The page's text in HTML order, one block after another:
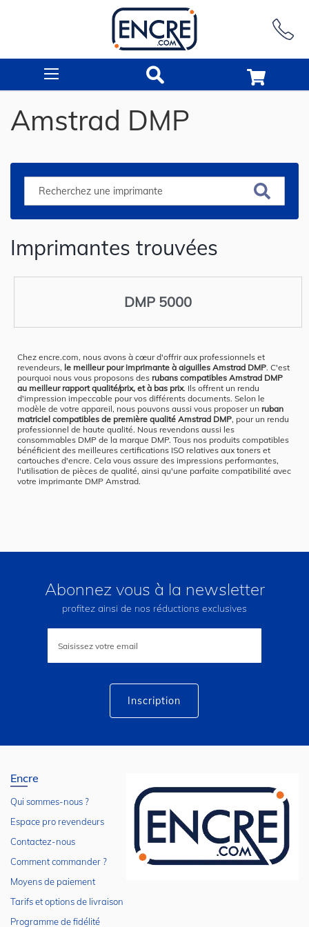
Amstrad DMP
Imprimantes trouvées
DMP 5000
Chez encre.com, nous avons à cœur d'offrir aux professionnels et
revendeurs, le meilleur pour imprimante à aiguilles Amstrad DMP. C'est
pourquoi nous vous proposons des rubans compatibles Amstrad DMP
au meilleur rapport qualité/prix, et à bas prix. Ils offrent un rendu
d'impression impeccable pour vos différents documents. Selon le
modèle de votre appareil, nous pouvons aussi vous proposer un ruban
matriciel compatibles de première qualité Amstrad DMP, pour un rendu
professionnel de haute qualité. Nous revendons aussi les
consommables DMP de la marque DMP. Tous nos produits compatibles
bénéficient des meilleures certifications ISO relatives aux toners et
cartouches d'encre. Cela vous assure des impressions performantes,
l'utilisation de pièces de qualité, ainsi qu'une parfaite compatibilité avec
votre imprimante DMP Amstrad.
Abonnez vous à la newsletter
profitez ainsi de nos réductions exclusives
lettre
Inscription
Encre
Qui sommes-nous ?
Espace pro revendeurs
Contactez-nous
Comment commander ?
Moyens de paiement
Tarifs et options de livraison
Programme de fidélité